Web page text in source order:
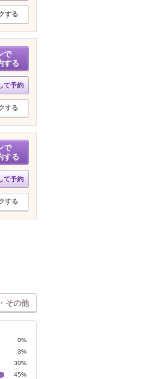
する
で
する
て予約
する
で
する
て予約
する
その他
0%
3%
30%
45%